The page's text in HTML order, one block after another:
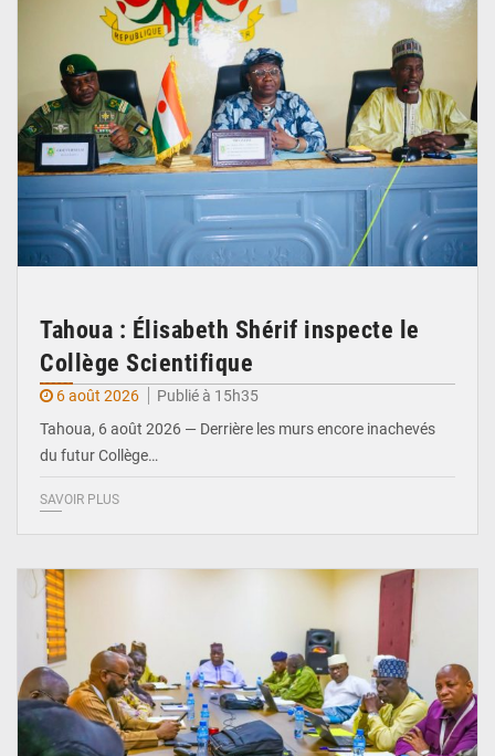
Tahoua : Élisabeth Shérif inspecte le
Collège Scientifique
6 août 2026
Publié à 15h35
Tahoua, 6 août 2026 — Derrière les murs encore inachevés
du futur Collège…
SAVOIR PLUS